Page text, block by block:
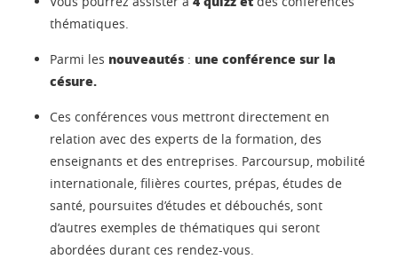
thématiques.
Parmi les nouveautés : une conférence sur la
césure.
Ces conférences vous mettront directement en
relation avec des experts de la formation, des
enseignants et des entreprises. Parcoursup, mobilité
internationale, filières courtes, prépas, études de
santé, poursuites d’études et débouchés, sont
d’autres exemples de thématiques qui seront
abordées durant ces rendez-vous.